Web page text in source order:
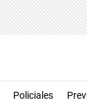
Policiales